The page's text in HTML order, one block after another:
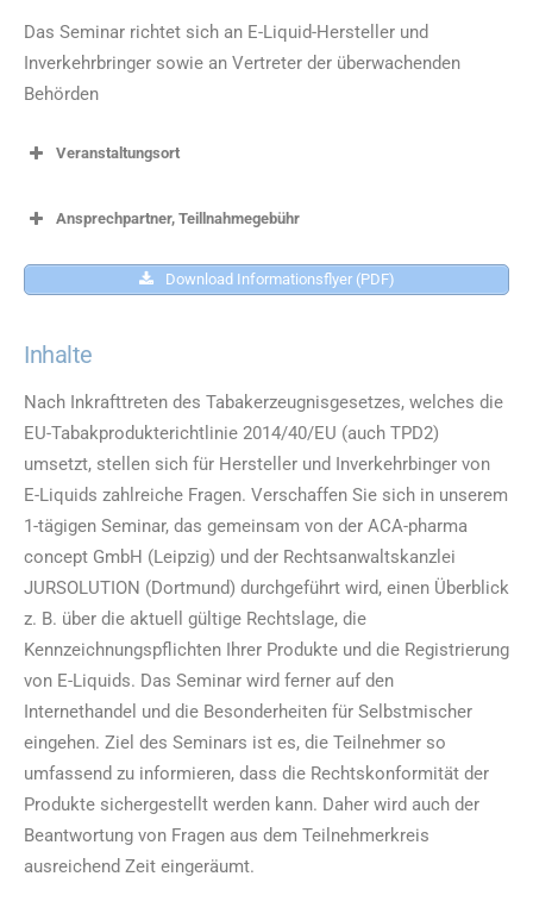
Das Seminar richtet sich an E-Liquid-Hersteller und
Inverkehrbringer sowie an Vertreter der überwachenden
Behörden
Veranstaltungsort
Ansprechpartner, Teillnahmegebühr
Download Informationsflyer (PDF)
Inhalte
Nach Inkrafttreten des Tabakerzeugnisgesetzes, welches die
EU-Tabakprodukterichtlinie 2014/40/EU (auch TPD2)
umsetzt, stellen sich für Hersteller und Inverkehrbinger von
E-Liquids zahlreiche Fragen. Verschaffen Sie sich in unserem
1-tägigen Seminar, das gemeinsam von der ACA-pharma
concept GmbH (Leipzig) und der Rechtsanwaltskanzlei
JURSOLUTION (Dortmund) durchgeführt wird, einen Überblick
z. B. über die aktuell gültige Rechtslage, die
Kennzeichnungspflichten Ihrer Produkte und die Registrierung
von E-Liquids. Das Seminar wird ferner auf den
Internethandel und die Besonderheiten für Selbstmischer
eingehen. Ziel des Seminars ist es, die Teilnehmer so
umfassend zu informieren, dass die Rechtskonformität der
Produkte sichergestellt werden kann. Daher wird auch der
Beantwortung von Fragen aus dem Teilnehmerkreis
ausreichend Zeit eingeräumt.